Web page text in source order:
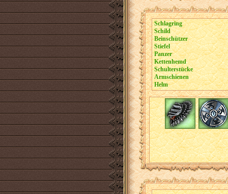
Schlagring
Schild
Beinschützer
Stiefel
Panzer
Kettenhemd
Schulterstücke
Armschienen
Helm